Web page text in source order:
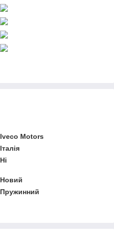
Iveco Motors
Італія
Ні
Новий
Пружинний